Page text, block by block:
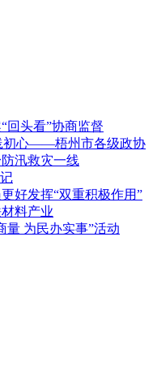
回头看”协商监督
初心——梧州市各级政协
汛救灾一线
好发挥“双重积极作用”
料产业
量 为民办实事”活动